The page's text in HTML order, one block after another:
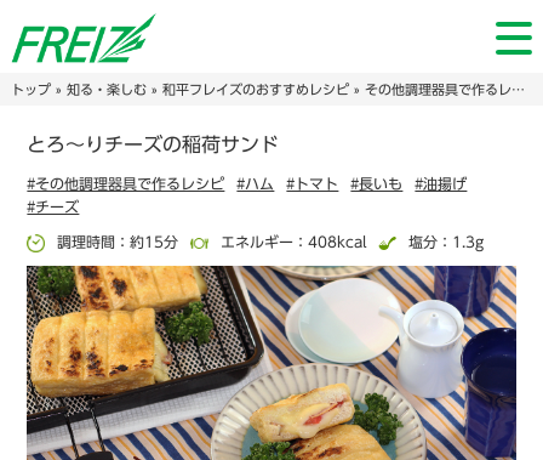
トップ» 知る・楽しむ» 和平フレイズのおすすめレシピ» その他調理器具で作るレシピ
とろ～りチーズの稲荷サンド
#その他調理器具で作るレシピ #ハム #トマト #長いも
#油揚げ
#チーズ
調理時間：約15分 エネルギー：408kcal 塩分：1.3g